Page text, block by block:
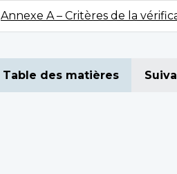
Annexe A – Critères de la
Table des matières